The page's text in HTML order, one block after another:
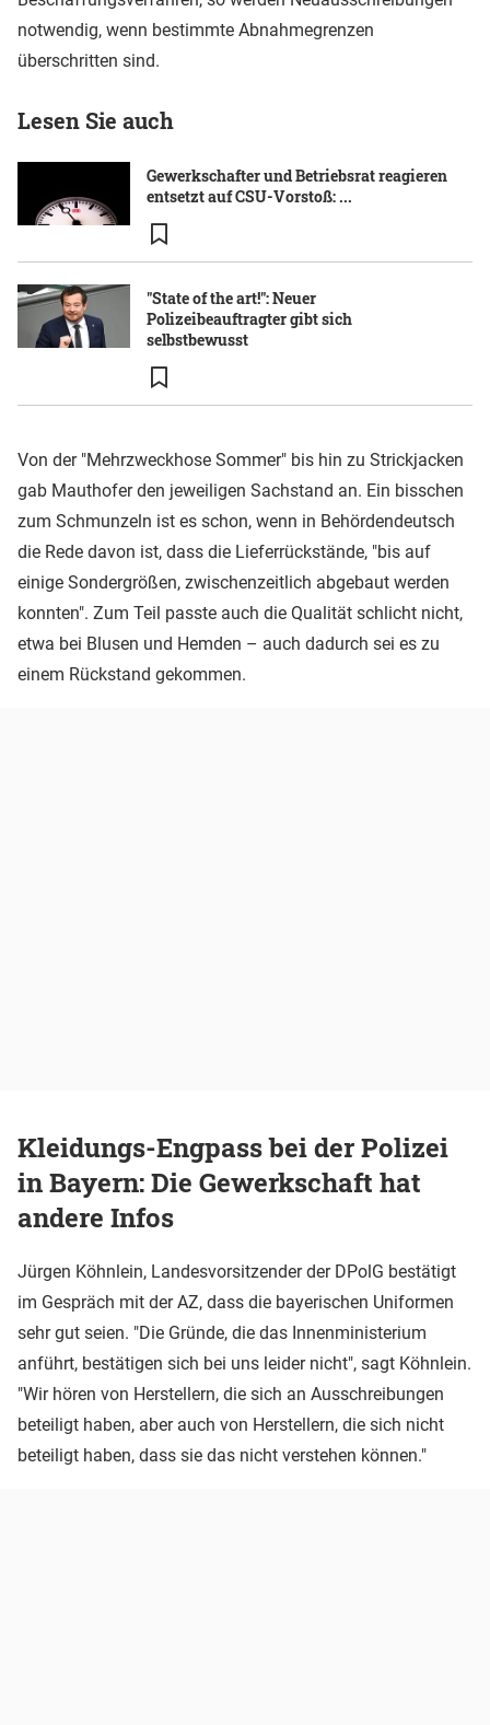
notwendig, wenn bestimmte Abnahmegrenzen
überschritten sind.
Lesen Sie auch
Gewerkschafter und Betriebsrat reagieren
entsetzt auf CSU-Vorstoß: ...
"State of the art!": Neuer
Polizeibeauftragter gibt sich
selbstbewusst
Von der "Mehrzweckhose Sommer" bis hin zu Strickjacken
gab Mauthofer den jeweiligen Sachstand an. Ein bisschen
zum Schmunzeln ist es schon, wenn in Behördendeutsch
die Rede davon ist, dass die Lieferrückstände, "bis auf
einige Sondergrößen, zwischenzeitlich abgebaut werden
konnten". Zum Teil passte auch die Qualität schlicht nicht,
etwa bei Blusen und Hemden – auch dadurch sei es zu
einem Rückstand gekommen.
Kleidungs-Engpass bei der Polizei
in Bayern: Die Gewerkschaft hat
andere Infos
Jürgen Köhnlein, Landesvorsitzender der DPolG bestätigt
im Gespräch mit der AZ, dass die bayerischen Uniformen
sehr gut seien. "Die Gründe, die das Innenministerium
anführt, bestätigen sich bei uns leider nicht", sagt Köhnlein.
"Wir hören von Herstellern, die sich an Ausschreibungen
beteiligt haben, aber auch von Herstellern, die sich nicht
beteiligt haben, dass sie das nicht verstehen können."